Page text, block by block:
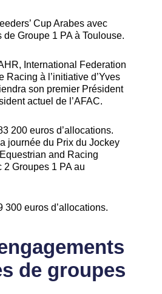
Cup Arabes avec
Groupe 1 PA à Toulouse.
International Federation
Racing à l’initiative d’Yves
son premier Président
actuel de l’AFAC.
200 euros d’allocations.
journée du Prix du Jockey
and Racing
2 Groupes 1 PA au
300 euros d’allocations.
de groupes